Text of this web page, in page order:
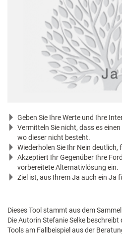
Geben Sie Ihre Werte und Ihre
Vermitteln Sie nicht, dass es
wo dieser nicht besteht.
Wiederholen Sie Ihr Nein
Akzeptiert Ihr Gegenüber Ihre
vorbereitete Alternativlösung ein.
Ziel ist, aus Ihrem Ja auch ein Ja
Dieses Tool stammt aus dem
Die Autorin Stefanie Selke
Tools am Fallbeispiel aus der